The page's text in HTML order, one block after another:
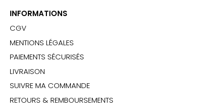
INFORMATIONS
CGV
MENTIONS LÉGALES
PAIEMENTS SÉCURISÉS
LIVRAISON
SUIVRE MA COMMANDE
RETOURS & REMBOURSEMENTS